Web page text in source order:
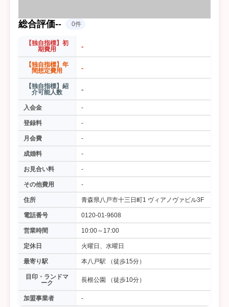
総合評価-- 0件
【独自指標】初
期費用
-
【独自指標】年
間想定費用
-
【独自指標】紹
介可能人数
-
入会金 -
登録料 -
月会費 -
成婚料 -
お見合い料 -
その他費用 -
住所 青森県八戸市十三日町1 ヴィアノヴァビル3F
電話番号 0120-01-9608
営業時間 10:00～17:00
定休日 火曜日、水曜日
最寄り駅 本八戸駅 （徒歩15分）
目印・ランドマ
ーク
長根公園 （徒歩10分）
加盟事業者 -